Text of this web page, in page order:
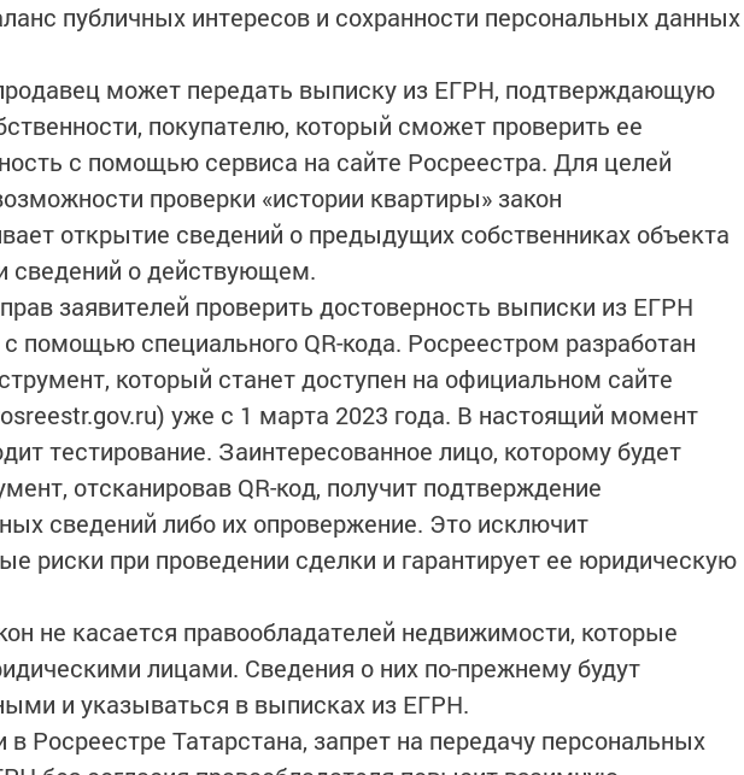
публичных интересов и сохранности персональных данных
может передать выписку из ЕГРН, подтверждающую
покупателю, который сможет проверить ее
с помощью сервиса на сайте Росреестра. Для целей
проверки «истории квартиры» закон
открытие сведений о предыдущих собственниках объекта
сведений о действующем.
заявителей проверить достоверность выписки из ЕГРН
помощью специального QR-кода. Росреестром разработан
который станет доступен на официальном сайте
уже с 1 марта 2023 года. В настоящий момент
тестирование. Заинтересованное лицо, которому будет
отсканировав QR-код, получит подтверждение
сведений либо их опровержение. Это исключит
риски при проведении сделки и гарантирует ее юридическую
не касается правообладателей недвижимости, которые
лицами. Сведения о них по-прежнему будут
и указываться в выписках из ЕГРН.
в Росреестре Татарстана, запрет на передачу персональных